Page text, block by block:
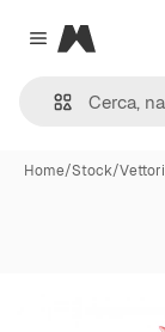
Close menu
Magnific
Home/Stock/Vettori